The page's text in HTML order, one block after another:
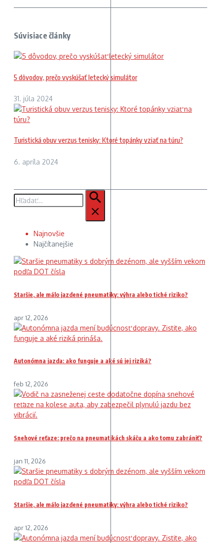
Súvisiace články
5 dôvodov, prečo vyskúšať letecký simulátor
31. júla 2024
Turistická obuv verzus tenisky: Ktoré topánky vziať na túru?
6. apríla 2024
Hľadať:
Najnovšie
Najčítanejšie
Staršie, ale málo jazdené pneumatiky: výhra alebo tiché riziko?
apr 12, 2026
Autonómna jazda: ako funguje a aké sú jej riziká?
feb 12, 2026
Snehové reťaze: prečo na pneumatikách skáču a ako tomu zabrániť?
jan 11, 2026
Staršie, ale málo jazdené pneumatiky: výhra alebo tiché riziko?
apr 12, 2026